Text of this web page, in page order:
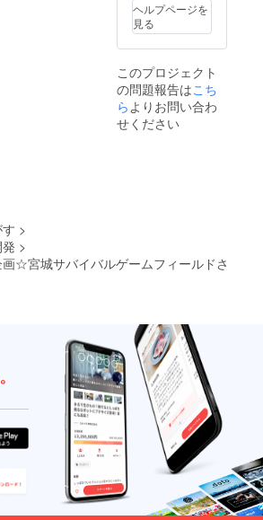
ヘルプページを
見る
このプロジェクト
の問題報告はこち
らよりお問い合わ
せください
>
>
☆宮城サバイバルゲームフィールドさ